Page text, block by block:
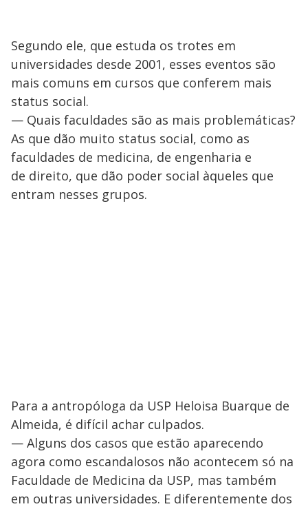
Segundo ele, que estuda os trotes em
universidades desde 2001, esses eventos são
mais comuns em cursos que conferem mais
status social.
— Quais faculdades são as mais problemáticas?
As que dão muito status social, como as
faculdades de medicina, de engenharia e
de direito, que dão poder social àqueles que
entram nesses grupos.
Para a antropóloga da USP Heloisa Buarque de
Almeida, é difícil achar culpados.
— Alguns dos casos que estão aparecendo
agora como escandalosos não acontecem só na
Faculdade de Medicina da USP, mas também
em outras universidades. E diferentemente dos